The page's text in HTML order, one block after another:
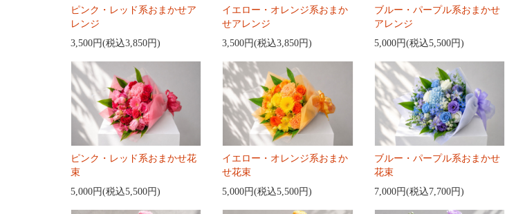
ピンク・レッド系おまかせア
レンジ
3,500円(税込3,850円)
イエロー・オレンジ系おまか
せアレンジ
3,500円(税込3,850円)
ブルー・パープル系おまかせ
アレンジ
5,000円(税込5,500円)
ピンク・レッド系おまかせ花
束
5,000円(税込5,500円)
イエロー・オレンジ系おまか
せ花束
5,000円(税込5,500円)
ブルー・パープル系おまかせ
花束
7,000円(税込7,700円)